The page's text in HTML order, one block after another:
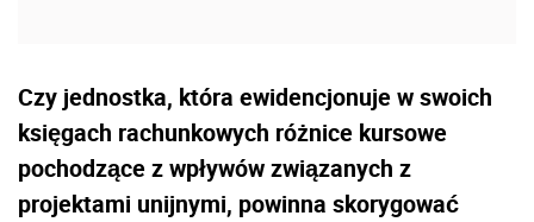
Czy jednostka, która ewidencjonuje w swoich
księgach rachunkowych różnice kursowe
pochodzące z wpływów związanych z
projektami unijnymi, powinna skorygować